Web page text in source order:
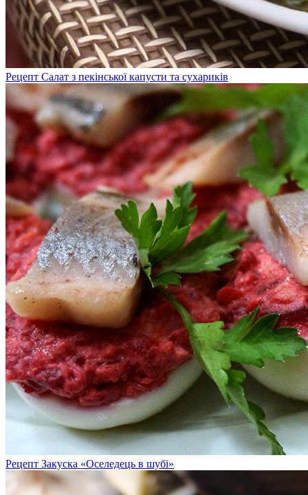
Рецепт Салат з пекінської капусти та сухариків
Рецепт Закуска «Оселедець в шубі»